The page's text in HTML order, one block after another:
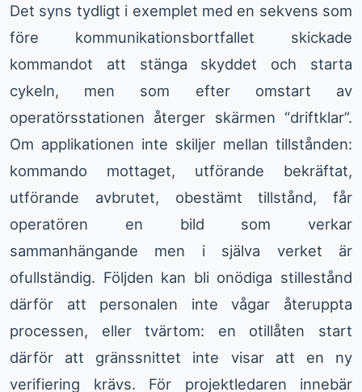
Det syns tydligt i exemplet med en sekvens som
före kommunikationsbortfallet skickade
kommandot att stänga skyddet och starta
cykeln, men som efter omstart av
operatörsstationen återger skärmen “driftklar”.
Om applikationen inte skiljer mellan tillstånden:
kommando mottaget, utförande bekräftat,
utförande avbrutet, obestämt tillstånd, får
operatören en bild som verkar
sammanhängande men i själva verket är
ofullständig. Följden kan bli onödiga stillestånd
därför att personalen inte vågar återuppta
processen, eller tvärtom: en otillåten start
därför att gränssnittet inte visar att en ny
verifiering krävs. För projektledaren innebär